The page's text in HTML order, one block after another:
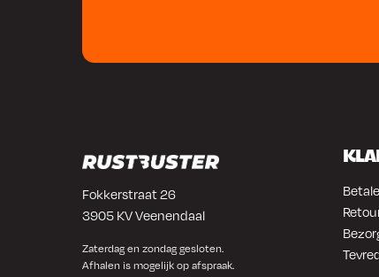
Fokkerstraat 26
3905 KV Veenendaal
Zaterdag en zondag gesloten.
Afhalen is mogelijk op afspraak.